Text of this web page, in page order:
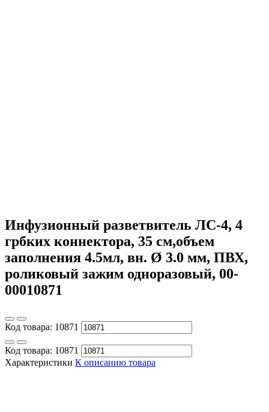
Инфузионный разветвитель ЛС-4, 4
грбких коннектора, 35 см,объем
заполнения 4.5мл, вн. Ø 3.0 мм, ПВХ,
роликовый зажим одноразовый, 00-
00010871
Код товара: 10871
Код товара: 10871
Характеристики К описанию товара